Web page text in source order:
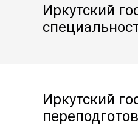
Иркутский
Иркутский